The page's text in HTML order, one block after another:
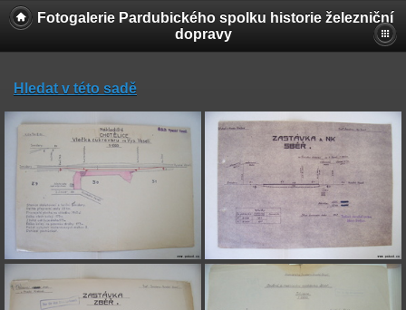
Fotogalerie Pardubického spolku historie železniční
dopravy
Hledat v této sadě